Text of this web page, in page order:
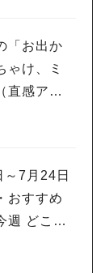
「お出か
ゃけ、ミ
直感アン
～7月24日
おすすめ
週 どこい